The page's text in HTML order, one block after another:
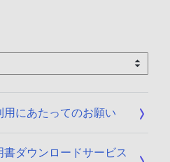
にあたってのお願い
ダウンロードサービス